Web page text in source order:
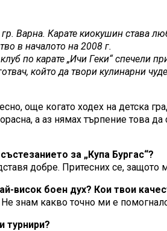
Варна. Карате киокушин става
в началото на 2008 г.
по карате „Ичи Геки“ спечели
който да твори кулинарни
още когато ходех на детска
а аз нямах търпение това
за „Купа Бургас“?
добре. Притесних се,
висок боен дух? Кои твои
Не знам какво точно ми е
турнири?